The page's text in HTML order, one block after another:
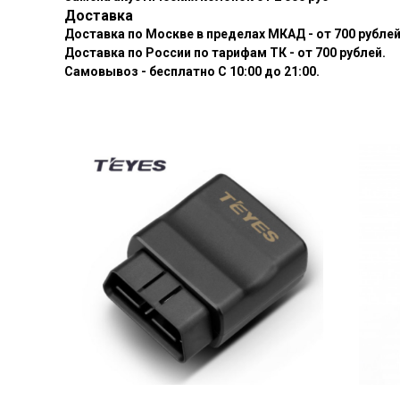
Доставка
Доставка по Москве в пределах МКАД - от 700
Доставка по России по тарифам ТК - от 700 рублей.
Самовывоз - бесплатно С 10:00 до 21:00.